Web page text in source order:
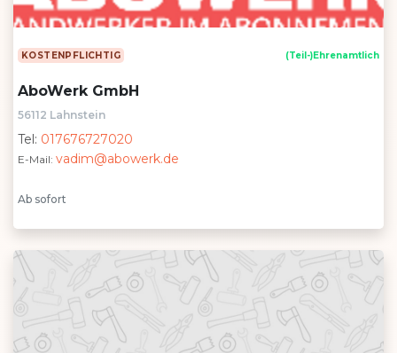
KOSTENPFLICHTIG (Teil-)Ehrenamtlich
AboWerk GmbH
56112 Lahnstein
Tel: 017676727020
E-Mail: vadim@abowerk.de
Ab sofort